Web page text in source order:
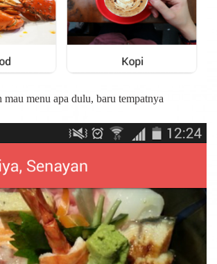
menu apa dulu, baru tempatnya